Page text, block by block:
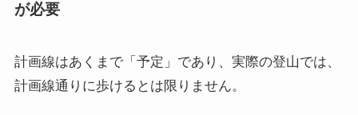
が必要
計画線はあくまで「予定」であり、実際の登山では、
計画線通りに歩けるとは限りません。